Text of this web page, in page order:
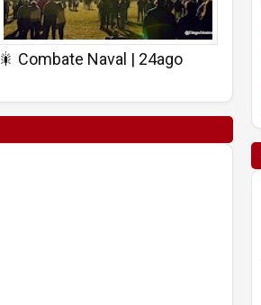
🎇 Combate Naval | 24ago